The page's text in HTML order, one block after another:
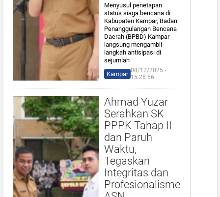
Menyusul penetapan
status siaga bencana di
Kabupaten Kampar, Badan
Penanggulangan Bencana
Daerah (BPBD) Kampar
langsung mengambil
langkah antisipasi di
sejumlah
Kampar 08/12/2025 ⋅
15:28:56
Ahmad Yuzar
Serahkan SK
PPPK Tahap II
dan Paruh
Waktu,
Tegaskan
Integritas dan
Profesionalisme